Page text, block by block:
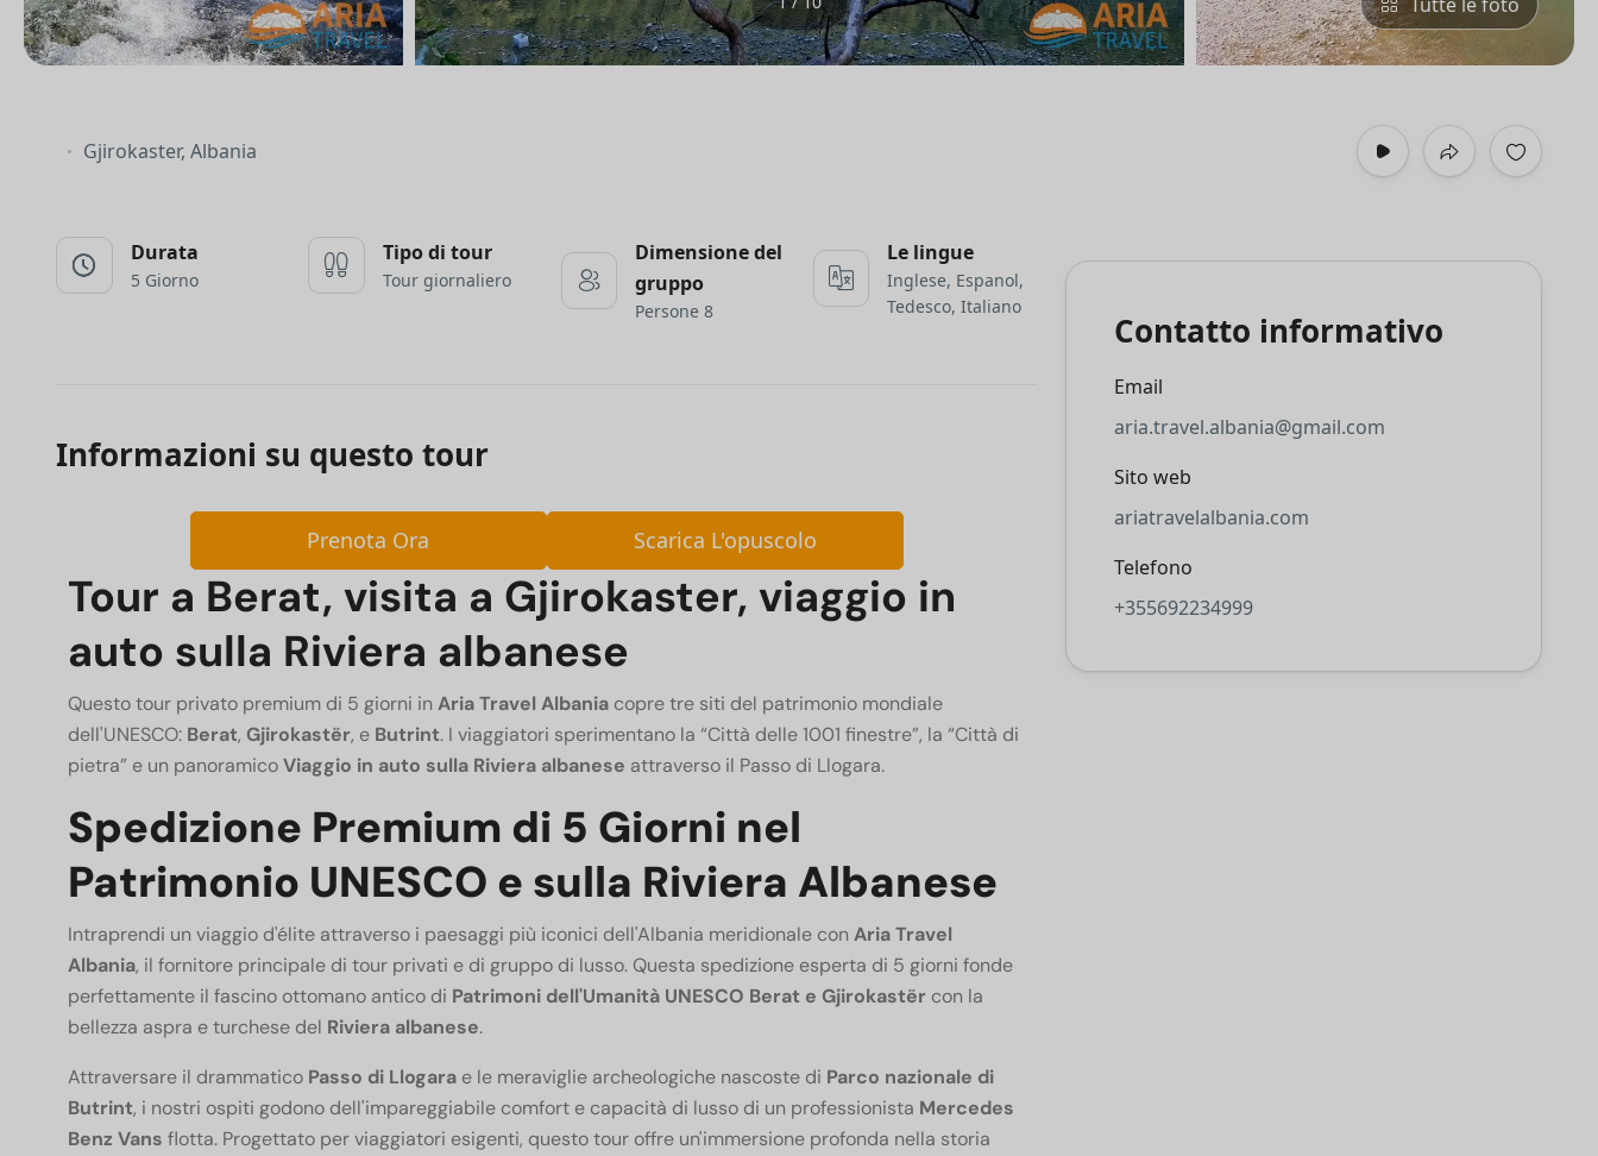
Gjirokaster, Albania
Durata
5 Giorno
Tipo di tour
Tour giornaliero
Dimensione del
gruppo
Persone 8
Le lingue
Inglese, Espanol,
Tedesco, Italiano
Informazioni su questo tour
Prenota Ora Scarica L'opuscolo
Tour a Berat, visita a Gjirokaster, viaggio in
auto sulla Riviera albanese
Questo tour privato premium di 5 giorni in Aria Travel Albania copre tre siti del patrimonio mondiale
dell'UNESCO: Berat, Gjirokastër, e Butrint. I viaggiatori sperimentano la “Città delle 1001 finestre”, la “Città di
pietra” e un panoramicoViaggio in auto sulla Riviera albanese attraverso il Passo di Llogara.
Spedizione Premium di 5 Giorni nel
Patrimonio UNESCO e sulla Riviera Albanese
Intraprendi un viaggio d'élite attraverso i paesaggi più iconici dell'Albania meridionale con Aria Travel
Albania, il fornitore principale di tour privati ​​e di gruppo di lusso. Questa spedizione esperta di 5 giorni fonde
perfettamente il fascino ottomano antico di Patrimoni dell'Umanità UNESCO Berat e Gjirokastër con la
bellezza aspra e turchese del Riviera albanese.
Attraversare il drammatico Passo di Llogara e le meraviglie archeologiche nascoste di Parco nazionale di
Butrint, i nostri ospiti godono dell'impareggiabile comfort e capacità di lusso di un professionista Mercedes
Benz Vans flotta. Progettato per viaggiatori esigenti, questo tour offre un'immersione profonda nella storia
Contatto informativo
Email
aria.travel.albania@gmail.com
Sito web
ariatravelalbania.com
Telefono
+355692234999